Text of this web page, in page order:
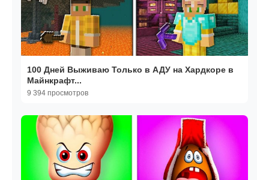
100 Дней Выживаю Только в АДУ на Хардкоре в
Майнкрафт...
9 394 просмотров